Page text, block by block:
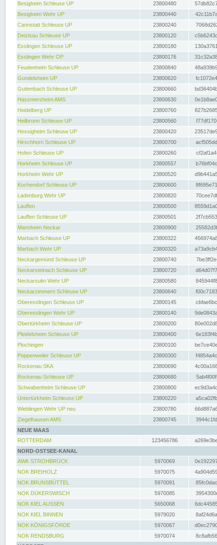
Besigheim Schleuse UP
23800480
Besigheim Wehr UP
23800440
Cannstatt Schleuse UP
23800240
Deizisau Schleuse UP
23800120
Esslingen Schleuse UP
23800180
Esslingen Wehr OP
23800176
Feudenheim Schleuse UP
23800840
Gundelsheim UP
23800620
Guttenbach Schleuse UP
23800660
Hassmersheim AMS
23800630
Heidelberg UP
23800760
Heilbronn Schleuse UP
23800560
Hessigheim Schleuse UP
23800420
Hirschhorn Schleuse UP
23800700
Hofen Schleuse UP
23800260
Horkheim Schleuse UP
23800557
Horkheim Wehr UP
23800520
Kochendorf Schleuse UP
23800600
Ladenburg Wehr UP
23800820
Lauffen
23800500
Lauffen Schleuse UP
23800501
Mannheim Neckar
23800900
Marbach Schleuse UP
23800322
Marbach Wehr UP
23800320
Neckargemünd Schleuse UP
23800740
Neckarsteinach Schleuse UP
23800720
Neckarsulm Wehr UP
23800580
Neckarzimmern Schleuse UP
23800640
Oberesslingen Schleuse UP
23800145
Oberesslingen Wehr UP
23800140
Obertürkheim Schleuse UP
23800200
Pleidelsheim Schleuse UP
23800400
Plochingen
23800100
Poppenweiler Schleuse UP
23800300
Rockenau SKA
23800690
Rockenau Schleuse UP
23800680
Schwabenheim Schleuse UP
23800800
Untertürkheim Schleuse UP
23800220
Wieblingen Wehr UP neu
23800780
Ziegelhausen AMS
23800745
NEUE MAAS
ROTTERDAM
123456786
NORD-OSTSEE-KANAL
AWK STROHBRÜCK
5970069
NOK BREIHOLZ
5970075
NOK BRUNSBÜTTEL
5970091
NOK DÜKERSWISCH
5970085
NOK KIEL AUSSEN
5650068
NOK KIEL BINNEN
5979020
NOK KÖNIGSFÖRDE
5970067
NOK RENDSBURG
5970074